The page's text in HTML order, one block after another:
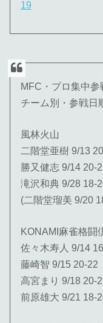
19
MFC・プロ集中
チーム別・参戦日
風林火山
二階堂亜樹 9/13
勝又健志 9/14 20-
滝沢和典 9/28 18-
(二階堂瑠美 9/20
KONAMI麻雀格闘
佐々木寿人 9/14
藤崎智 9/15 20-22
高宮まり 9/18 20-
前原雄大 9/21 18-